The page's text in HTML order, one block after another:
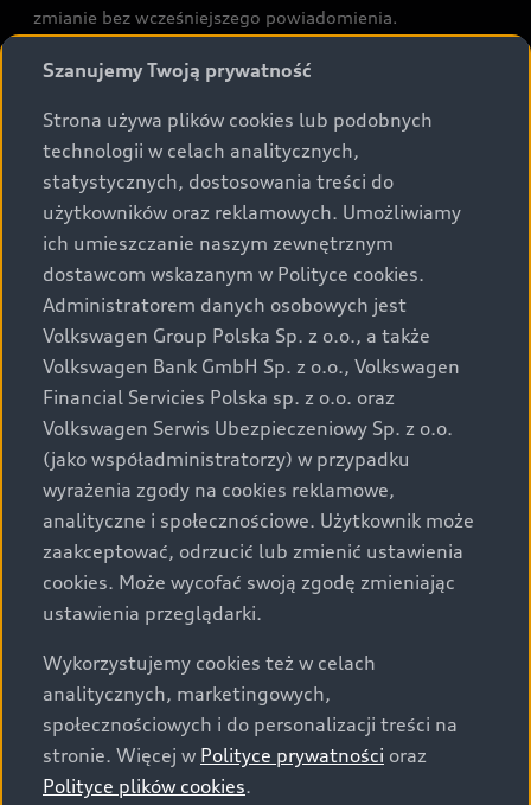
zmianie bez wcześniejszego powiadomienia.
rozumieniu art. 5561§2 Kodeksu cywilnego oraz art.
Podane kwoty są rekomendowane i obejmują podatek
VAT (23%), chyba że inaczej zaznaczono.
Audi zastrzega sobie możliwość wprowadzenia zmian w
prezentowanych wersjach. Przedstawione detale
wyposażenia mogą różnić się od specyfikacji
przewidzianej na rynek polski. Zamieszczone zdjęcia
mogą przedstawiać wyposażenie opcjonalne, dostępne
za dopłatą. Wiążące ustalenie ceny, wyposażenia i
specyfikacji pojazdu następują w umowie sprzedaży, a
określenie parametrów technicznych zawiera
świadectwo homologacji typu pojazdu. Zastrzegamy
sobie prawo do zmian i pomyłek. Wszelkie informacje
prezentowane na stronie są aktualne na dzień ich
zamieszczania. W celu uzyskania najnowszych
informacji prosimy kontaktować się z Partnerem Marki
Audi.
Wszystkie produkowane obecnie samochody marki Audi
są wykonywane z materiałów spełniających pod
względem możliwości odzysku i recyklingu wymagania
określone w normie ISO 22628 i są zgodne z
europejskimi świadectwami homologacji wydanymi wg
Szanujemy Twoją prywatność
Strona używa plików cookies lub podobnych
technologii w celach analitycznych,
statystycznych, dostosowania treści do
użytkowników oraz reklamowych. Umożliwiamy
ich umieszczanie naszym zewnętrznym
dostawcom wskazanym w Polityce cookies.
Administratorem danych osobowych jest
Volkswagen Group Polska Sp. z o.o., a także
Volkswagen Bank GmbH Sp. z o.o., Volkswagen
Financial Servicies Polska sp. z o.o. oraz
Volkswagen Serwis Ubezpieczeniowy Sp. z o.o.
(jako współadministratorzy) w przypadku
wyrażenia zgody na cookies reklamowe,
analityczne i społecznościowe. Użytkownik może
zaakceptować, odrzucić lub zmienić ustawienia
cookies. Może wycofać swoją zgodę zmieniając
ustawienia przeglądarki.
Wykorzystujemy cookies też w celach
analitycznych, marketingowych,
społecznościowych i do personalizacji treści na
stronie. Więcej w Polityce prywatności oraz
Polityce plików cookies.